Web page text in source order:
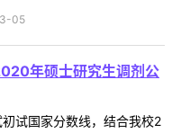
05
年硕士研究生调剂公
试国家分数线，结合我校2